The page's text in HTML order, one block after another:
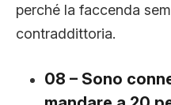
perché la faccenda
contraddittoria.
08 – Sono